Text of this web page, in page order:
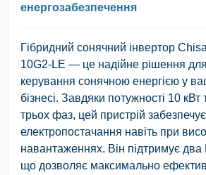
енергозабезпечення
Гібридний сонячний інвертор
10G2-LE — це надійне рішення
керування сонячною енергією у
бізнесі. Завдяки потужності 10 кВт
трьох фаз, цей пристрій
електропостачання навіть при
навантаженнях. Він підтримує два
що дозволяє максимально